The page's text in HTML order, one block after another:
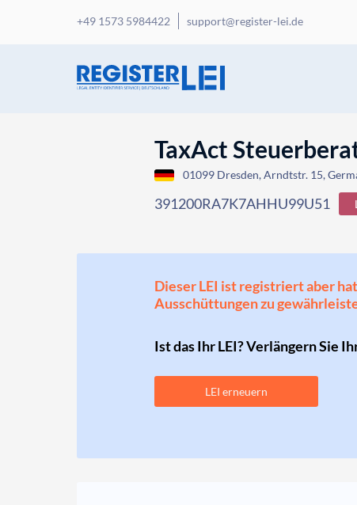
+49 1573 5984422 support@register-lei.de
TaxAct
01099 Dresden, Arndtstr. 15,
391200RA7K7AHHU99U51
Dieser LEI ist registriert aber
Ausschüttungen zu
Ist das Ihr LEI? Verlängern Sie
LEI erneuern